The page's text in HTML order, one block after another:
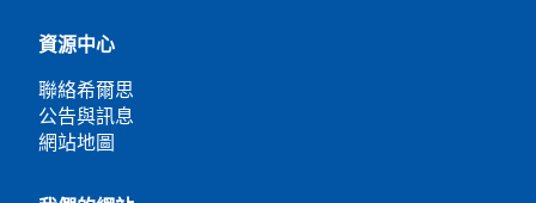
資源中心
聯絡希爾思
公告與訊息
網站地圖